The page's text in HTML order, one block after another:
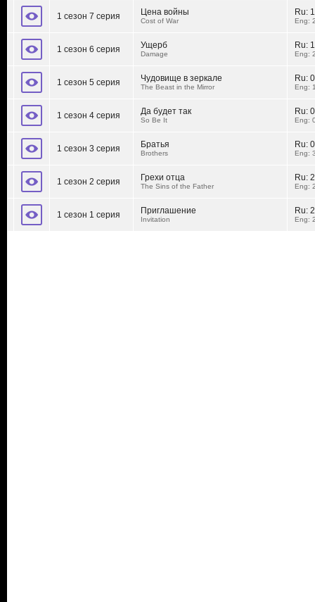
1 сезон 7 серия Цена войны
Cost of War
Ru:
Eng:
1 сезон 6 серия Ущерб
Damage
Ru:
Eng:
1 сезон 5 серия Чудовище в зеркале
The Beast in the Mirror
Ru:
Eng:
1 сезон 4 серия Да будет так
So Be It
Ru:
Eng:
1 сезон 3 серия Братья
Brothers
Ru:
Eng:
1 сезон 2 серия Грехи отца
The Sins of the Father
Ru:
Eng:
1 сезон 1 серия Приглашение
Invitation
Ru:
Eng: